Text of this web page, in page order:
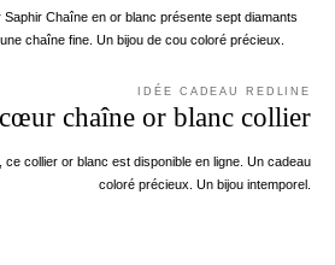
Chaîne en or blanc présente sept diamants
chaîne fine. Un bijou de cou coloré précieux.
IDÉE CADEAU REDLINE
chaîne or blanc collier
ce collier or blanc est disponible en ligne. Un cadeau
coloré précieux. Un bijou intemporel.